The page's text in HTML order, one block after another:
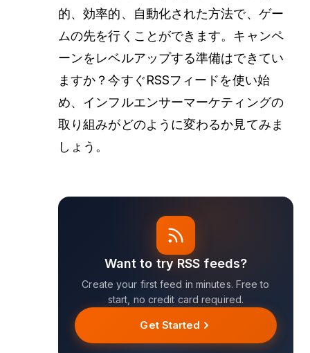
的、効率的、自動化された方法で、ゲー
ムの先を行くことができます。キャンペ
ーンをレベルアップする準備はできてい
ますか？今すぐRSSフィードを使い始
め、インフルエンサーマーケティングの
取り組みがどのように変わるか見てみま
しょう。
Want to try RSS feeds?
Create your first feed in minutes. Free to
start, no credit card required.
Get Started